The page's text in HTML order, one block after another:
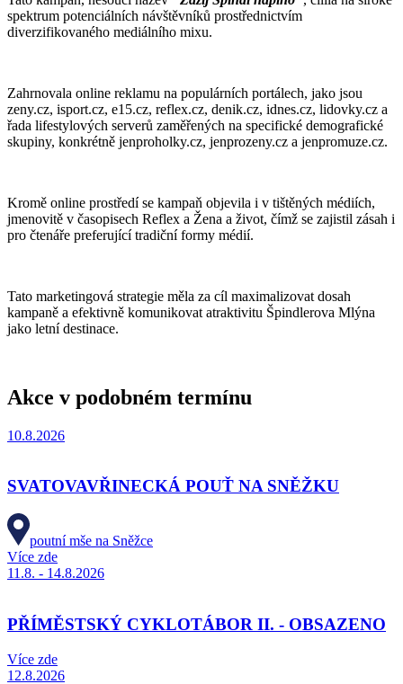
spektrum potenciálních návštěvníků prostřednictvím
diverzifikovaného mediálního mixu.
Zahrnovala online reklamu na populárních portálech, jako jsou
zeny.cz, isport.cz, e15.cz, reflex.cz, denik.cz, idnes.cz, lidovky.cz a
řada lifestylových serverů zaměřených na specifické demografické
skupiny, konkrétně jenproholky.cz, jenprozeny.cz a jenpromuze.cz.
Kromě online prostředí se kampaň objevila i v tištěných médiích,
jmenovitě v časopisech Reflex a Žena a život, čímž se zajistil zásah i
pro čtenáře preferující tradiční formy médií.
Tato marketingová strategie měla za cíl maximalizovat dosah
kampaně a efektivně komunikovat atraktivitu Špindlerova Mlýna
jako letní destinace.
Akce v podobném termínu
10.8.2026
SVATOVAVŘINECKÁ POUŤ NA SNĚŽKU
poutní mše na Sněžce
Více zde
11.8. - 14.8.2026
PŘÍMĚSTSKÝ CYKLOTÁBOR II. - OBSAZENO
Více zde
12.8.2026